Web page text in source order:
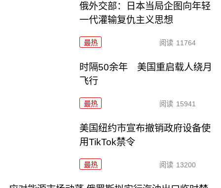
俄外交部：日本当局企图向年轻
一代灌输复仇主义思想
最热 阅读 11764
时隔50余年 美国重启载人绕月
飞行
最热 阅读 15941
美国纽约市宣布撤销政府设备使
用TikTok禁令
最热 阅读 13200